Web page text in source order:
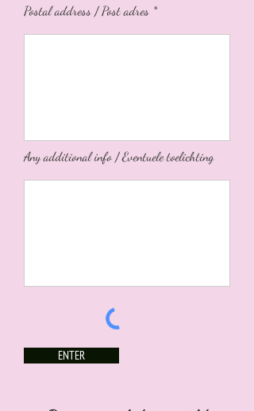
Postal address / Post adres *
Any additional info / Eventuele toelichting
ENTER